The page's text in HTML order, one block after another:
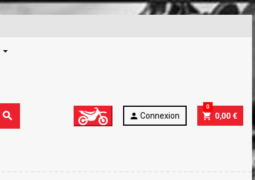
search person Connexion shopping_cart 0,00 €
0